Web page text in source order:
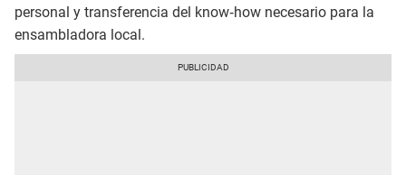
personal y transferencia del know‑how necesario para la
ensambladora local.